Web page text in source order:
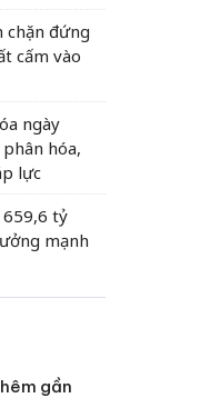
chặn đứng
cấm vào
ngày
hóa,
lực
tỷ
mạnh
gần